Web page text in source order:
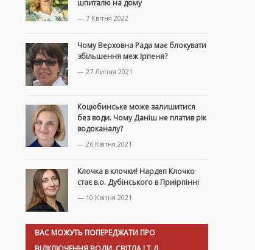
шпиталю на дому
— 7 Квітня 2022
Чому Верховна Рада має блокувати
збільшення меж Ірпеня?
— 27 Липня 2021
Коцюбинське може залишитися
без води. Чому Даніш не платив рік
водоканалу?
— 26 Квітня 2021
Клочка в клочки! Нардеп Клочко
стає в.о. Дубінського в Приірпінні
— 10 Квітня 2021
ВАС МОЖУТЬ ПОПЕРЕДЖАТИ ПРО